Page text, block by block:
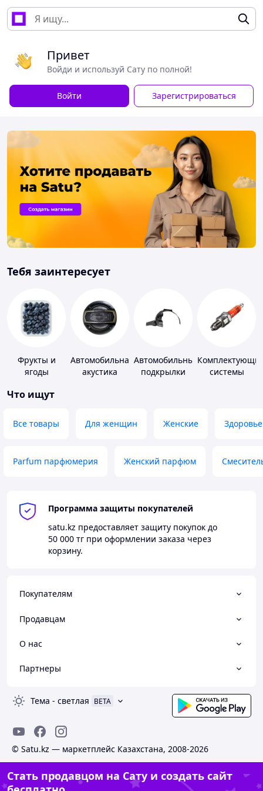
Привет
Войди и используй Сату по полной!
Войти Зарегистрироваться
Тебя заинтересует
Фрукты и
ягоды
Автомобильная
акустика
Автомобильные
подкрылки
системы
Что ищут
Все товары Для женщин Женские Здоровье
Parfum парфюмерия Женский парфюм
Программа защиты покупателей
satu.kz предоставляет защиту покупок до
50 000 тг при оформлении заказа через
корзину.
Покупателям
Продавцам
О нас
Партнеры
Тема - светлая BETA
© Satu.kz — маркетплейс Казахстана, 2008-2026
Стать продавцом на Сату и создать сайт